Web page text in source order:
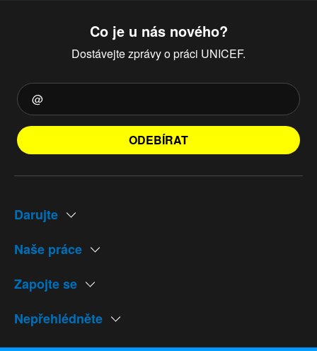
Co je u nás nového?
Dostávejte zprávy o práci UNICEF.
ODEBÍRAT
Darujte
Naše práce
Zapojte se
Nepřehlédněte